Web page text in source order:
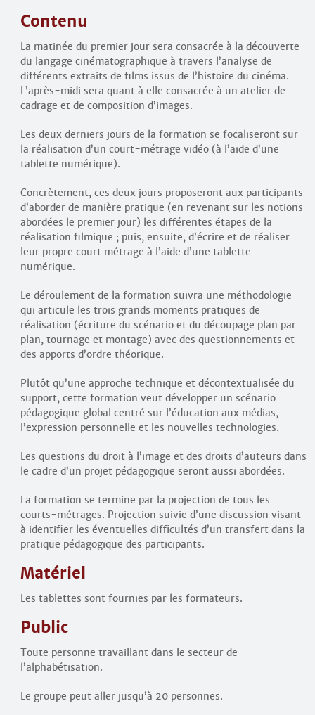
Contenu
La matinée du premier jour sera consacrée à la découverte
du langage cinématographique à travers l’analyse de
différents extraits de films issus de l’histoire du cinéma.
L’après-midi sera quant à elle consacrée à un atelier de
cadrage et de composition d’images.
Les deux derniers jours de la formation se focaliseront sur
la réalisation d’un court-métrage vidéo (à l’aide d’une
tablette numérique).
Concrètement, ces deux jours proposeront aux participants
d’aborder de manière pratique (en revenant sur les notions
abordées le premier jour) les différentes étapes de la
réalisation filmique ; puis, ensuite, d’écrire et de réaliser
leur propre court métrage à l’aide d’une tablette
numérique.
Le déroulement de la formation suivra une méthodologie
qui articule les trois grands moments pratiques de
réalisation (écriture du scénario et du découpage plan par
plan, tournage et montage) avec des questionnements et
des apports d’ordre théorique.
Plutôt qu’une approche technique et décontextualisée du
support, cette formation veut développer un scénario
pédagogique global centré sur l’éducation aux médias,
l’expression personnelle et les nouvelles technologies.
Les questions du droit à l’image et des droits d’auteurs dans
le cadre d’un projet pédagogique seront aussi abordées.
La formation se termine par la projection de tous les
courts-métrages. Projection suivie d’une discussion visant
à identifier les éventuelles difficultés d’un transfert dans la
pratique pédagogique des participants.
Matériel
Les tablettes sont fournies par les formateurs.
Public
Toute personne travaillant dans le secteur de
l’alphabétisation.
Le groupe peut aller jusqu’à 20 personnes.